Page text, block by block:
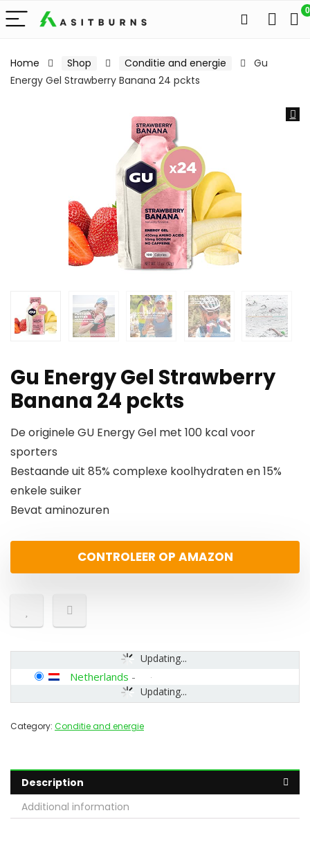
0
Home Shop Conditie and energie
Gu
Energy Gel Strawberry Banana 24 pckts
Gu Energy Gel Strawberry
Banana 24 pckts
De originele GU Energy Gel met 100 kcal voor
sporters
Bestaande uit 85% complexe koolhydraten en 15%
enkele suiker
Bevat aminozuren
CONTROLEER OP AMAZON
Updating...
Updating...
Netherlands -
Category: Conditie and energie
Description
Additional information